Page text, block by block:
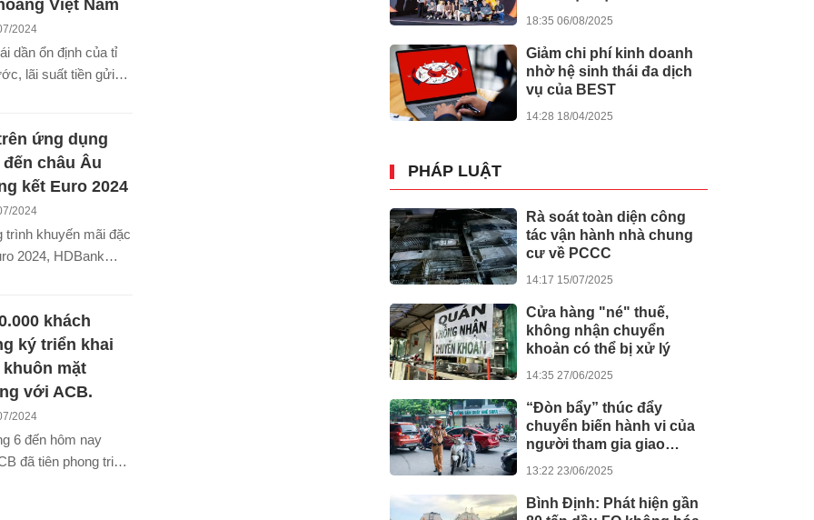
Việt Nam
2024
dần ổn định của tỉ
lãi suất tiền gửi
khoán đang kỳ
có thể chuyển từ
bán ròng sang
thời gian tới, tạo
chỉ số VN-Index
phục đỉnh cũ
ứng dụng
đến châu Âu
kết Euro 2024
2024
khuyến mãi đặc
2024, HDBank
khoảnh khắc
đá hấp dẫn hàng
trên ứng dụng
khách
ký triển khai
mặt
với ACB.
2024
6 đến hôm nay
đã tiên phong triển
18:35 06/08/2025
Giảm chi phí kinh doanh
nhờ hệ sinh thái đa dịch
vụ của BEST
14:28 18/04/2025
PHÁP LUẬT
Rà soát toàn diện công
tác vận hành nhà chung
cư về PCCC
14:17 15/07/2025
Cửa hàng "né" thuế,
không nhận chuyển
khoản có thể bị xử lý
14:35 27/06/2025
“Đòn bẩy” thúc đẩy
chuyển biến hành vi của
người tham gia giao
13:22 23/06/2025
Bình Định: Phát hiện gần